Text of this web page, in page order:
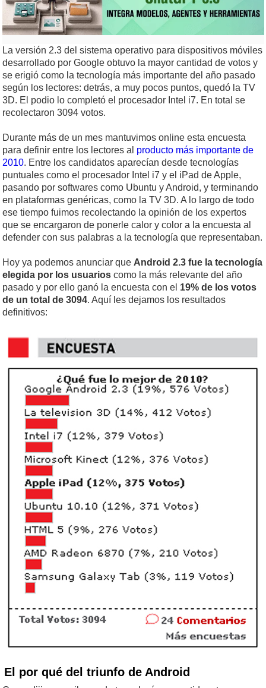
La versión 2.3 del sistema operativo para dispositivos móviles
desarrollado por Google obtuvo la mayor cantidad de votos y
se erigió como la tecnología más importante del año pasado
según los lectores: detrás, a muy pocos puntos, quedó la TV
3D. El podio lo completó el procesador Intel i7. En total se
recolectaron 3094 votos.
Durante más de un mes mantuvimos online esta encuesta
para definir entre los lectores al producto más importante de
2010. Entre los candidatos aparecían desde tecnologías
puntuales como el procesador Intel i7 y el iPad de Apple,
pasando por softwares como Ubuntu y Android, y terminando
en plataformas genéricas, como la TV 3D. A lo largo de todo
ese tiempo fuimos recolectando la opinión de los expertos
que se encargaron de ponerle calor y color a la encuesta al
defender con sus palabras a la tecnología que representaban.
Hoy ya podemos anunciar que Android 2.3 fue la tecnología
elegida por los usuarios como la más relevante del año
pasado y por ello ganó la encuesta con el 19% de los votos
de un total de 3094. Aquí les dejamos los resultados
definitivos:
El por qué del triunfo de Android